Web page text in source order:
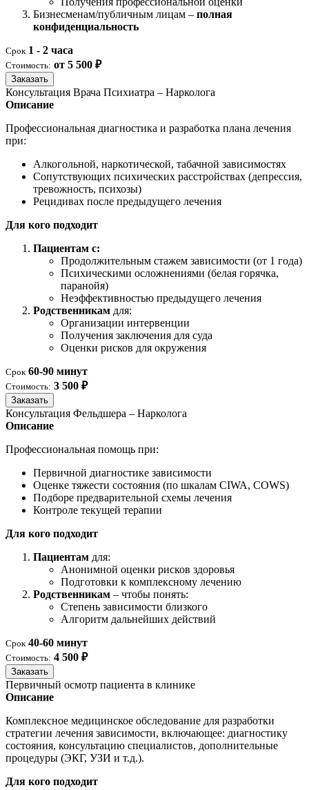
Бизнесменам/публичным лицам – полная
конфиденциальность
Срок 1 - 2 часа
Стоимость: от 5 500 ₽
Заказать
Консультация Врача Психиатра – Нарколога
Описание
Профессиональная диагностика и разработка плана лечения
при:
Алкогольной, наркотической, табачной зависимостях
Сопутствующих психических расстройствах (депрессия,
тревожность, психозы)
Рецидивах после предыдущего лечения
Для кого подходит
Пациентам с:
Продолжительным стажем зависимости (от 1 года)
Психическими осложнениями (белая горячка,
паранойя)
Неэффективностью предыдущего лечения
Родственникам для:
Организации интервенции
Получения заключения для суда
Оценки рисков для окружения
Срок 60-90 минут
Стоимость: 3 500 ₽
Заказать
Консультация Фельдшера – Нарколога
Описание
Профессиональная помощь при:
Первичной диагностике зависимости
Оценке тяжести состояния (по шкалам CIWA, COWS)
Подборе предварительной схемы лечения
Контроле текущей терапии
Для кого подходит
Пациентам для:
Анонимной оценки рисков здоровья
Подготовки к комплексному лечению
Родственникам – чтобы понять:
Степень зависимости близкого
Алгоритм дальнейших действий
Срок 40-60 минут
Стоимость: 4 500 ₽
Заказать
Первичный осмотр пациента в клинике
Описание
Комплексное медицинское обследование для разработки
стратегии лечения зависимости, включающее: диагностику
состояния, консультацию специалистов, дополнительные
процедуры (ЭКГ, УЗИ и т.д.).
Для кого подходит